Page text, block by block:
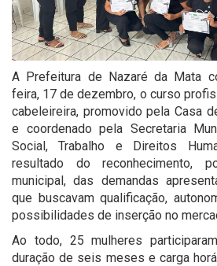
A Prefeitura de Nazaré da Mata
feira, 17 de dezembro, o curso
cabeleireira, promovido pela Casa
e coordenado pela Secretaria
Social, Trabalho e Direitos
resultado do reconhecimento,
municipal, das demandas
que buscavam qualificação,
possibilidades de inserção no
Ao todo, 25 mulheres
duração de seis meses e carga